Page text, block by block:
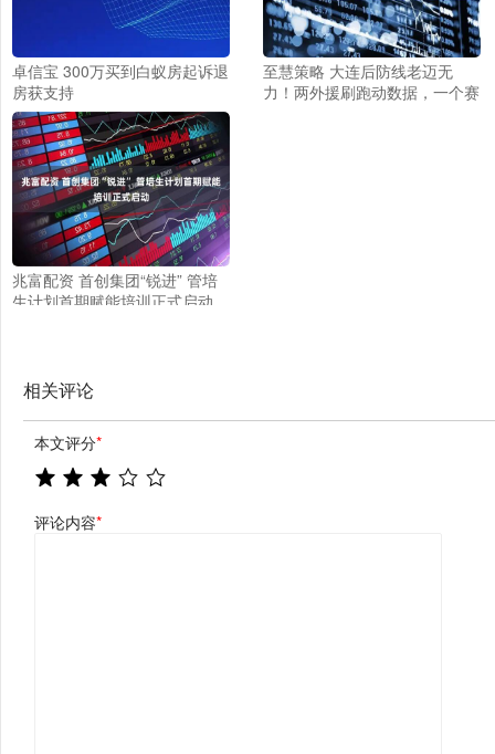
卓信宝 300万买到白蚁房起诉退
房获支持
至慧策略 大连后防线老迈无
力！两外援刷跑动数据，一个赛
兆富配资 首创集团“锐进” 管培
生计划首期赋能培训正式启动
相关评论
本文评分*
评论内容*